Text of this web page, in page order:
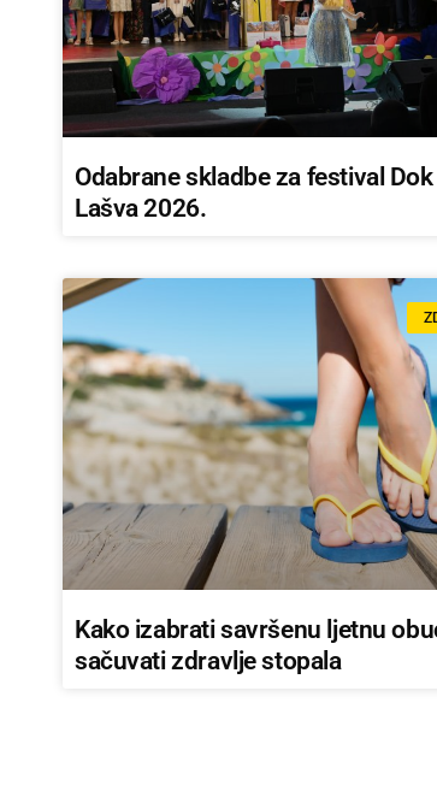
Odabrane skladbe za festival
Lašva 2026.
Kako izabrati savršenu ljetnu
sačuvati zdravlje stopala